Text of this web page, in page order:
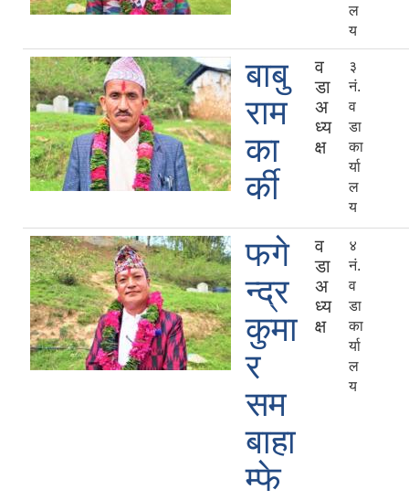
ल
य
बाबु
राम
का
र्की
व
डा
अ
ध्य
क्ष
३
नं.
व
डा
का
र्या
ल
य
फगे
न्द्र
कुमा
र
सम
बाहा
म्फे
व
डा
अ
ध्य
क्ष
४
नं.
व
डा
का
र्या
ल
य